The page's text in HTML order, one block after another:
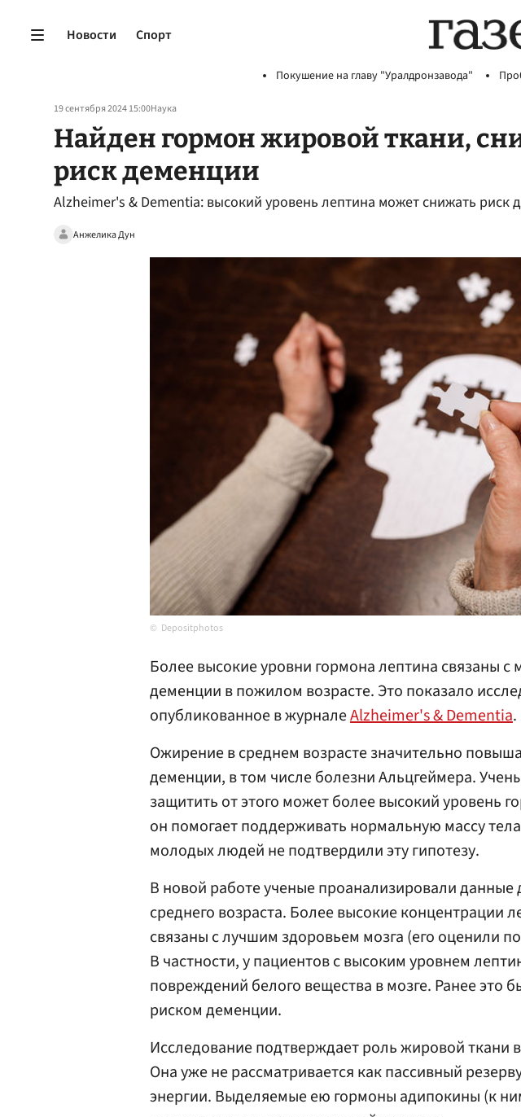
Новости Спорт
Покушение на главу "Уралдронзавода"
19 сентября 2024 15:00Наука
Найден гормон жировой ткани,
риск деменции
Alzheimer's & Dementia: высокий уровень лептина может снижать риск
Анжелика Дун
Depositphotos
Более высокие уровни гормона лептина связаны
деменции в пожилом возрасте. Это показало
опубликованное в журналеAlzheimer's & Dementia.
Ожирение в среднем возрасте значительно
деменции, в том числе болезни Альцгеймера.
защитить от этого может более высокий уровень
он помогает поддерживать нормальную массу
молодых людей не подтвердили эту гипотезу.
В новой работе ученые проанализировали данные
среднего возраста. Более высокие концентрации
связаны с лучшим здоровьем мозга (его оценили
В частности, у пациентов с высоким уровнем
повреждений белого вещества в мозге. Ранее это
риском деменции.
Исследование подтверждает роль жировой ткани
Она уже не рассматривается как пассивный
энергии. Выделяемые ею гормоны адипокины (к